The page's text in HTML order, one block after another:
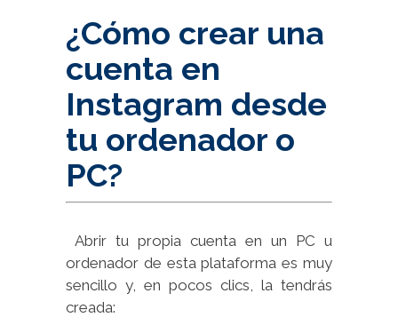
¿Cómo crear una
cuenta en
Instagram desde
tu ordenador o
PC?
Abrir tu propia cuenta en un PC u
ordenador de esta plataforma es muy
sencillo y, en pocos clics, la tendrás
creada: